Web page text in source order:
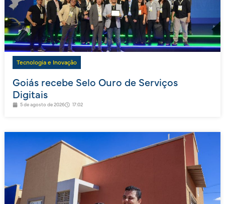
Tecnologia e Inovação
Goiás recebe Selo Ouro de Serviços
Digitais
5 de agosto de 2026 17:02